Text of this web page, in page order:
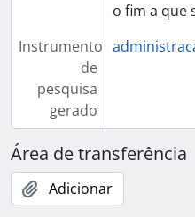
o fim a que
Instrumento
de
pesquisa
gerado
Área de transferência
Adicionar